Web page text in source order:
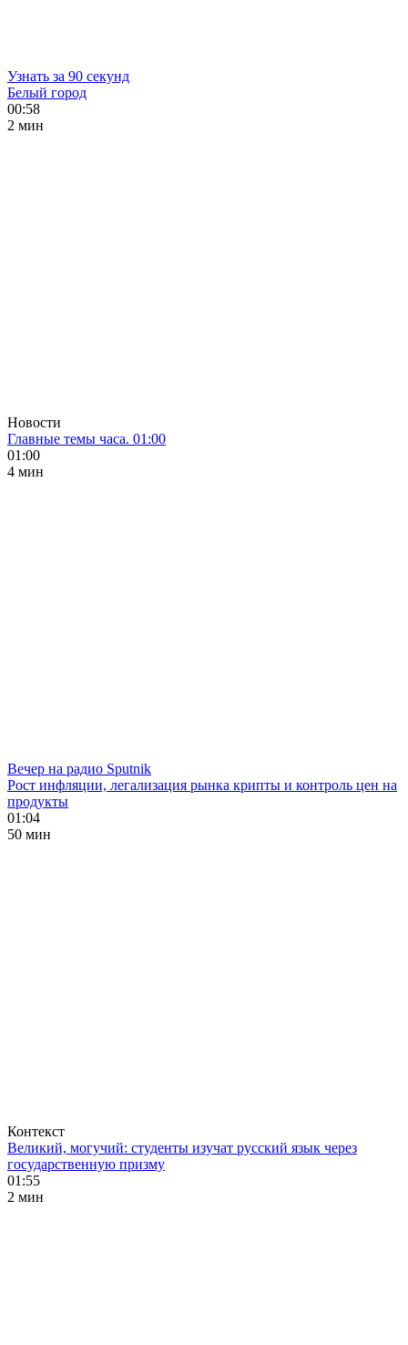
Узнать за 90 секунд
Белый город
00:58
2 мин
Новости
Главные темы часа. 01:00
01:00
4 мин
Вечер на радио Sputnik
Рост инфляции, легализация рынка крипты и контроль цен на
продукты
01:04
50 мин
Контекст
Великий, могучий: студенты изучат русский язык через
государственную призму
01:55
2 мин